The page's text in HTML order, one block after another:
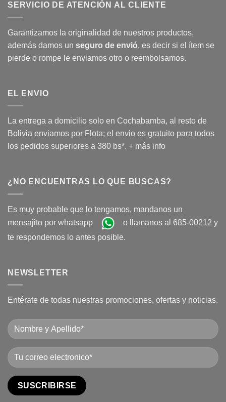
SERVICIO DE ATENCIÓN AL CLIENTE
Garantizamos la originalidad de nuestros productos,
además damos un seguro de envió, es decir si el ítem se
pierde o rompe le enviamos otro o reembolsamos.
EL ENVIO
La entrega a domicilio solo en Cochabamba, al resto de
Bolivia enviamos por Flota; el envio es gratuito para todos
los pedidos superiores a 380 bs*. + más info
¿NO ENCUENTRAS LO QUE BUSCAS?
Es muy probable que lo tengamos, mandanos un
mensajito por whatsapp
o llamanos al 685-00212 y
te respondemos lo antes posible.
NEWSLETTER
Entérate de todas nuestras promociones, ofertas y noticias.